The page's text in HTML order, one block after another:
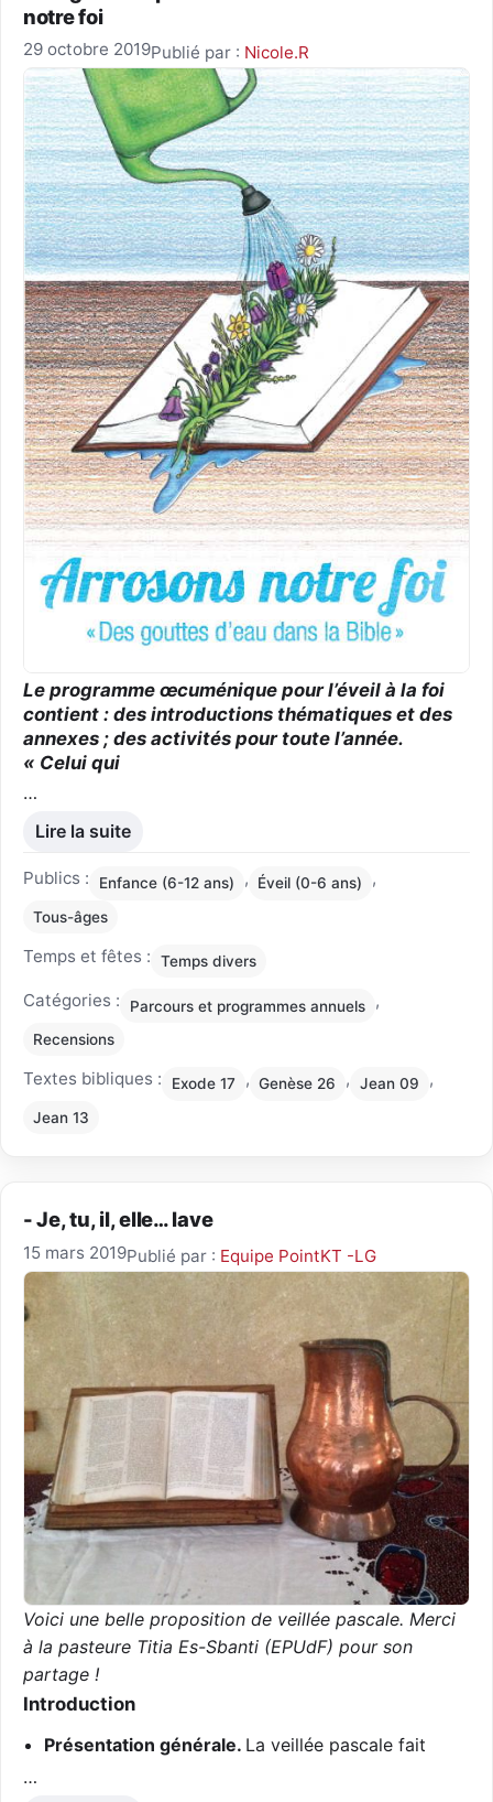
notre foi
29 octobre 2019Publié par : Nicole.R
Le programme œcuménique pour l’éveil à la foi
contient : des introductions thématiques et des
annexes ; des activités pour toute l’année.
« Celui qui
…
Lire la suite
Publics : Enfance (6-12 ans) , Éveil (0-6 ans) ,
Tous-âges
Temps et fêtes : Temps divers
Catégories : Parcours et programmes annuels ,
Recensions
Textes bibliques : Exode 17 , Genèse 26 , Jean 09 ,
Jean 13
- Je, tu, il, elle… lave
15 mars 2019Publié par : Equipe PointKT -LG
Voici une belle proposition de veillée pascale. Merci
à la pasteure Titia Es-Sbanti (EPUdF) pour son
partage !
Introduction
Présentation générale. La veillée pascale fait
…